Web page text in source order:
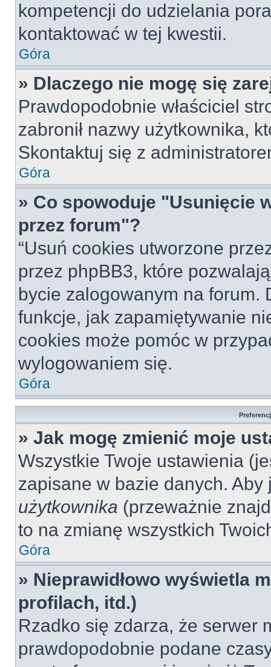
kompetencji do udzielania
kontaktować w tej kwestii.
Góra
» Dlaczego nie mogę się
Prawdopodobnie właściciel
zabronił nazwy użytkownika,
Skontaktuj się z
Góra
» Co spowoduje "Usunięcie
przez forum"?
“Usuń cookies utworzone
przez phpBB3, które
bycie zalogowanym na forum.
funkcje, jak zapamiętywanie
cookies może pomóc w
wylogowaniem się.
Góra
» Jak mogę zmienić moje
Wszystkie Twoje ustawienia
zapisane w bazie danych.
użytkownika (przeważnie
to na zmianę wszystkich
Góra
» Nieprawidłowo wyświetla
profilach, itd.)
Rzadko się zdarza, że serwer
prawdopodobnie podane